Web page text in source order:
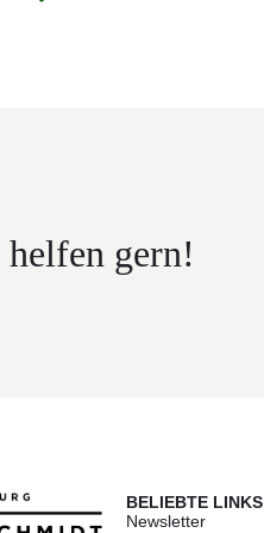
gern!
BELIEBTE LINKS
Newsletter